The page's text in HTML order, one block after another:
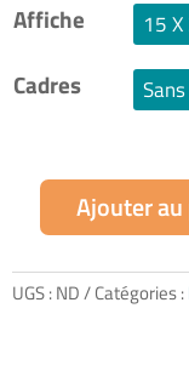
Affiche
Cadres
quantité
Castres,
Les
Ajouter
UGS :ND Catégories :